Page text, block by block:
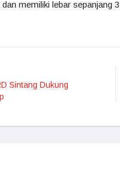
memiliki lebar sepanjang
Sintang Dukung